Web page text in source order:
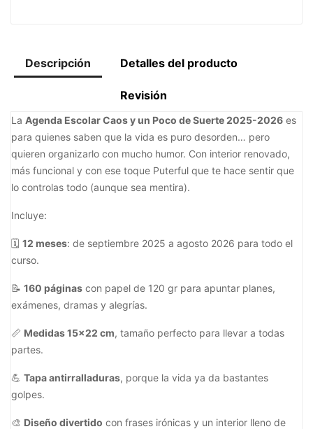
Descripción Detalles del producto
Revisión
La Agenda Escolar Caos y un Poco de Suerte 2025-2026 es
para quienes saben que la vida es puro desorden… pero
quieren organizarlo con mucho humor. Con interior renovado,
más funcional y con ese toque Puterful que te hace sentir que
lo controlas todo (aunque sea mentira).
Incluye:
🗓 12 meses: de septiembre 2025 a agosto 2026 para todo el
curso.
📝 160 páginas con papel de 120 gr para apuntar planes,
exámenes, dramas y alegrías.
📏 Medidas 15x22 cm, tamaño perfecto para llevar a todas
partes.
💪 Tapa antirralladuras, porque la vida ya da bastantes
golpes.
🎨 Diseño divertido con frases irónicas y un interior lleno de